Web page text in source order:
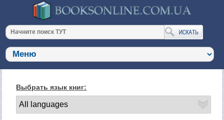
Выбрать язык книг: